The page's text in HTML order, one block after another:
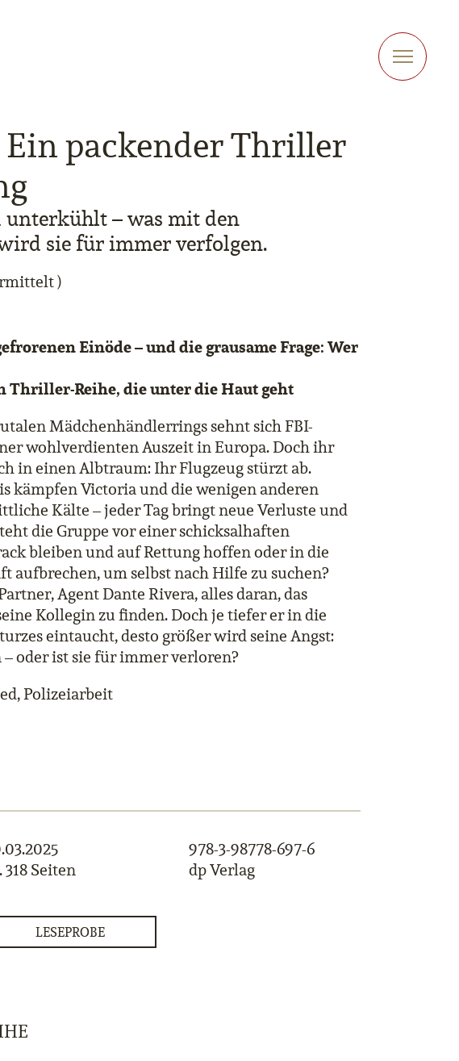
packender Thriller
unterkühlt – was mit den
sie für immer verfolgen.
)
Einöde – und die grausame Frage: Wer
Thriller-Reihe, die unter die Haut geht
Mädchenhändlerrings sehnt sich FBI-
wohlverdienten Auszeit in Europa. Doch ihr
in einen Albtraum: Ihr Flugzeug stürzt ab.
kämpfen Victoria und die wenigen anderen
Kälte – jeder Tag bringt neue Verluste und
die Gruppe vor einer schicksalhaften
bleiben und auf Rettung hoffen oder in die
aufbrechen, um selbst nach Hilfe zu suchen?
Agent Dante Rivera, alles daran, das
Kollegin zu finden. Doch je tiefer er in die
eintaucht, desto größer wird seine Angst:
oder ist sie für immer verloren?
Polizeiarbeit
318 Seiten
978-3-98778-697-6
dp Verlag
LESEPROBE